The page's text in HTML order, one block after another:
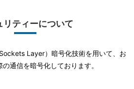
リティーについて
Layer）暗号化技術を用いて、お
通信を暗号化しております。